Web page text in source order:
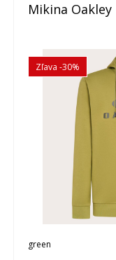
Mikina
Zľava -30%
green